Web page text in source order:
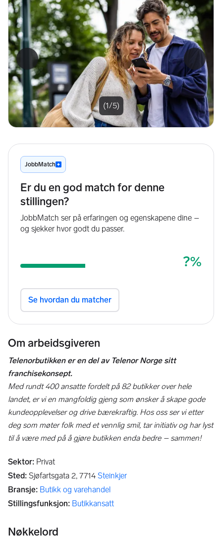
Forrige bilde Neste
(1/5)
Om arbeidsgiveren
Telenorbutikken er en del av Telenor Norge sitt
franchisekonsept.
Med rundt 400 ansatte fordelt på 82 butikker over hele
landet, er vi en mangfoldig gjeng som ønsker å skape gode
kundeopplevelser og drive bærekraftig. Hos oss ser vi etter
deg som møter folk med et vennlig smil, tar initiativ og har lyst
til å være med på å gjøre butikken enda bedre – sammen!
Sektor: Privat
Sted: Sjøfartsgata 2, 7714 Steinkjer
Bransje: Butikk og varehandel
Stillingsfunksjon: Butikkansatt
Nøkkelord